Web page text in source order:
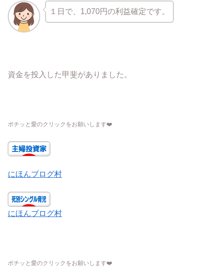
１日で、1,070円の利益確定です。
資金を投入した甲斐がありました。
ポチッと愛のクリックをお願いします❤️
にほんブログ村
にほんブログ村
ポチッと愛のクリックをお願いします❤️